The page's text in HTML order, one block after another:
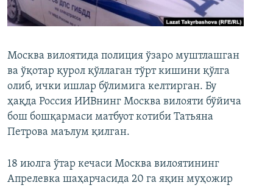
Москва вилоятида полиция ўзаро муштлашган
ва ўқотар қурол қўллаган тўрт кишини қўлга
олиб, ички ишлар бўлимига келтирган. Бу
ҳақда Россия ИИВнинг Москва вилояти бўйича
бош бошқармаси матбуот котиби Татьяна
Петрова маълум қилган.
18 июлга ўтар кечаси Москва вилоятининг
Апрелевка шаҳарчасида 20 га яқин муҳожир